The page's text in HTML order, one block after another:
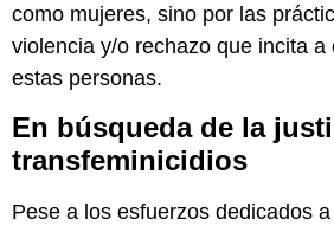
como mujeres, sino por las
violencia y/o rechazo que incita a
estas personas.
En búsqueda de la
transfeminicidios
Pese a los esfuerzos dedicados